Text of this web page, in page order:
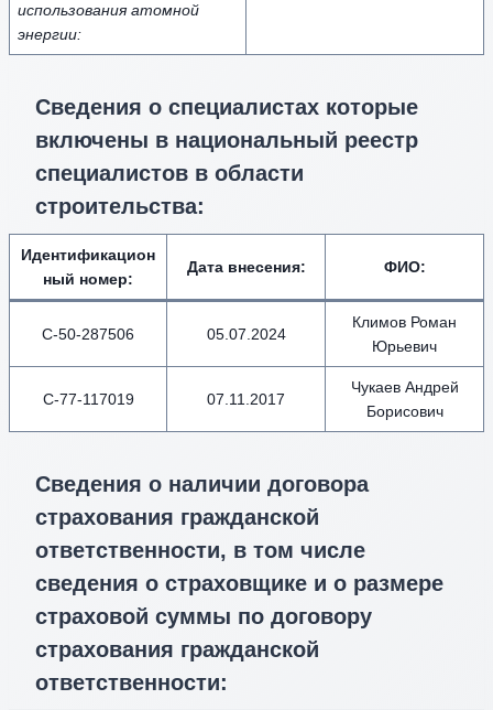
использования атомной
энергии:
Сведения о специалистах которые
включены в национальный реестр
специалистов в области
строительства:
Идентификацион
ный номер:
Дата внесения: ФИО:
С-50-287506 05.07.2024
Климов Роман
Юрьевич
С-77-117019 07.11.2017
Чукаев Андрей
Борисович
Сведения о наличии договора
страхования гражданской
ответственности, в том числе
сведения о страховщике и о размере
страховой суммы по договору
страхования гражданской
ответственности: